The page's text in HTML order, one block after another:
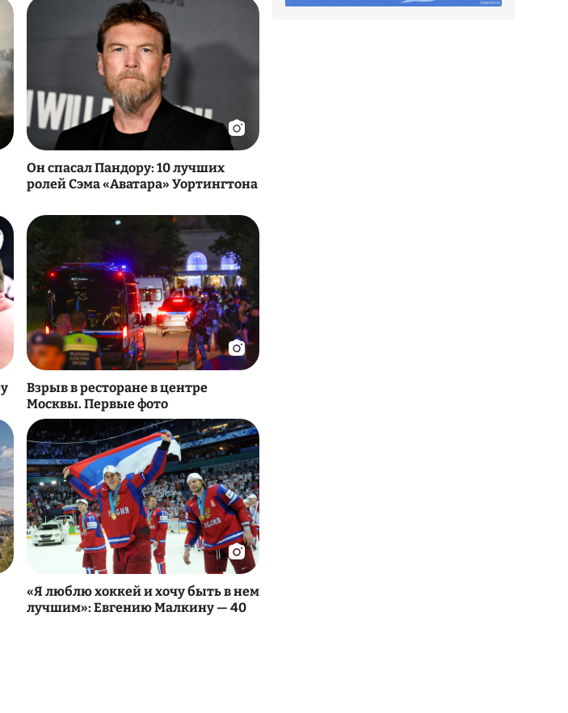
Он спасал Пандору: 10 лучших
ролей Сэма «Аватара» Уортингтона
Взрыв в ресторане в центре
Москвы. Первые фото
«Я люблю хоккей и хочу быть в нем
лучшим»: Евгению Малкину — 40